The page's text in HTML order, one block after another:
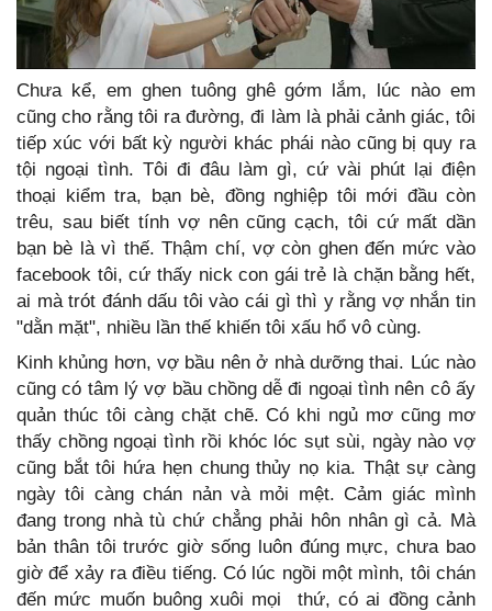
Chưa kể, em ghen tuông ghê gớm lắm, lúc nào em
cũng cho rằng tôi ra đường, đi làm là phải cảnh giác, tôi
tiếp xúc với bất kỳ người khác phái nào cũng bị quy ra
tội ngoại tình. Tôi đi đâu làm gì, cứ vài phút lại điện
thoại kiểm tra, bạn bè, đồng nghiệp tôi mới đầu còn
trêu, sau biết tính vợ nên cũng cạch, tôi cứ mất dần
bạn bè là vì thế. Thậm chí, vợ còn ghen đến mức vào
facebook tôi, cứ thấy nick con gái trẻ là chặn bằng hết,
ai mà trót đánh dấu tôi vào cái gì thì y rằng vợ nhắn tin
"dằn mặt", nhiều lần thế khiến tôi xấu hổ vô cùng.
Kinh khủng hơn, vợ bầu nên ở nhà dưỡng thai. Lúc nào
cũng có tâm lý vợ bầu chồng dễ đi ngoại tình nên cô ấy
quản thúc tôi càng chặt chẽ. Có khi ngủ mơ cũng mơ
thấy chồng ngoại tình rồi khóc lóc sụt sùi, ngày nào vợ
cũng bắt tôi hứa hẹn chung thủy nọ kia. Thật sự càng
ngày tôi càng chán nản và mỏi mệt. Cảm giác mình
đang trong nhà tù chứ chẳng phải hôn nhân gì cả. Mà
bản thân tôi trước giờ sống luôn đúng mực, chưa bao
giờ để xảy ra điều tiếng. Có lúc ngồi một mình, tôi chán
đến mức muốn buông xuôi mọi thứ, có ai đồng cảnh